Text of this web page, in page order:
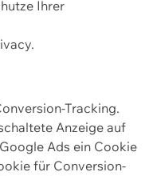
Ihrer
Tracking.
Anzeige auf
Ads ein Cookie
für Conversion-